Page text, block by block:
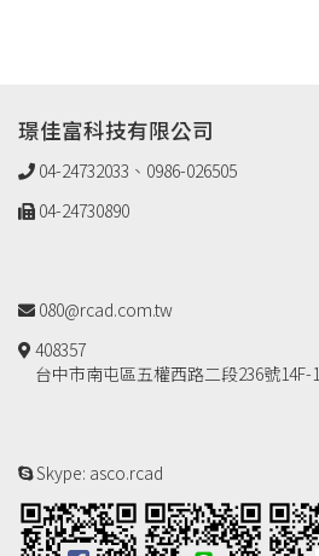
璟佳富科技有限公司
04-24732033、0986-026505
04-24730890
080@rcad.com.tw
408357
台中市南屯區五權西路二段236號14F-1
Skype: asco.rcad